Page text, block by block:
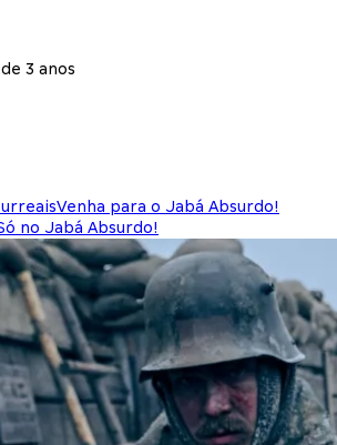
3 anos
Venha para o Jabá Absurdo!
no Jabá Absurdo!